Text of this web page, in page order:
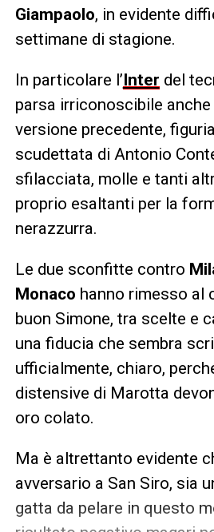
Giampaolo, in evidente
settimane di stagione.
In particolare l’Inter del
parsa irriconoscibile
versione precedente,
scudettata di Antonio
sfilacciata, molle e tanti
proprio esaltanti per la
nerazzurra.
Le due sconfitte contro
Monaco hanno rimesso al
buon Simone, tra scelte e
una fiducia che sembra
ufficialmente, chiaro,
distensive di Marotta
oro colato.
Ma è altrettanto evidente
avversario a San Siro, sia
gatta da pelare in questo